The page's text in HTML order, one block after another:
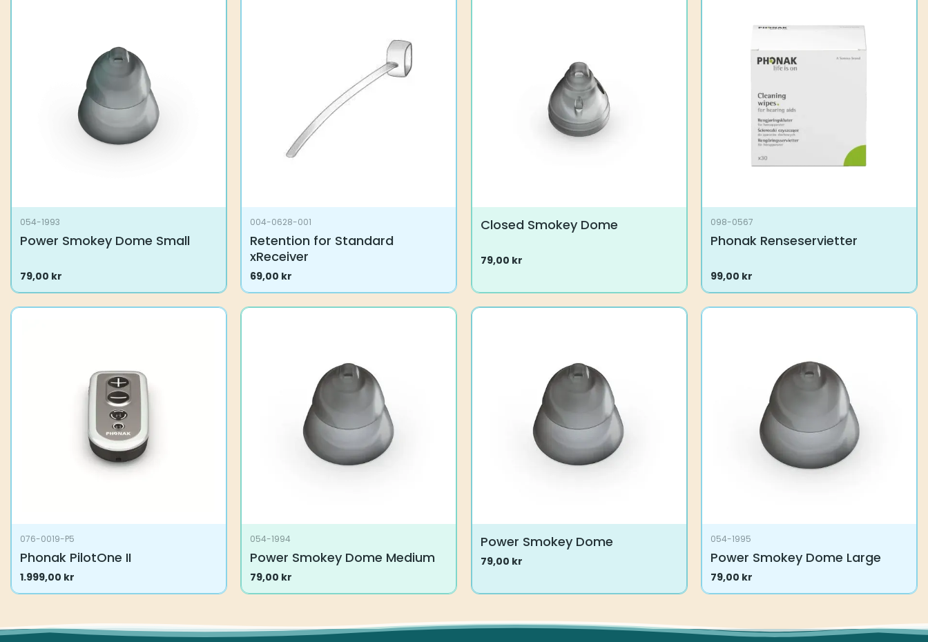
054-1993
Power Smokey Dome Small
79,00 kr
004-0628-001
Retention for Standard
xReceiver
69,00 kr
Closed Smokey Dome
79,00 kr
har
098-0567
Phonak Renseservietter
99,00 kr
076-0019-P5
Phonak PilotOne II
1.999,00 kr
054-1994
Power Smokey Dome Medium
79,00 kr
Power Smokey Dome
79,00 kr
flere
054-1995
Power Smokey Dome Large
79,00 kr